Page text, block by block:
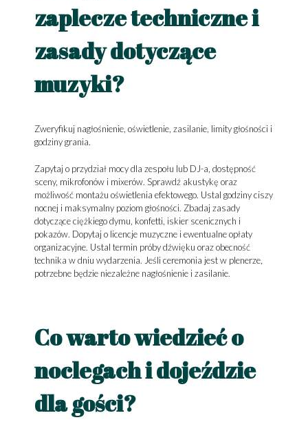
zaplecze techniczne i
zasady dotyczące
muzyki?
Zweryfikuj nagłośnienie, oświetlenie, zasilanie, limity głośności i
godziny grania.
Zapytaj o przydział mocy dla zespołu lub DJ-a, dostępność
sceny, mikrofonów i mixerów. Sprawdź akustykę oraz
możliwość montażu oświetlenia efektowego. Ustal godziny ciszy
nocnej i maksymalny poziom głośności. Zbadaj zasady
dotyczące ciężkiego dymu, konfetti, iskier scenicznych i
pokazów. Dopytaj o licencje muzyczne i ewentualne opłaty
organizacyjne. Ustal termin próby dźwięku oraz obecność
technika w dniu wydarzenia. Jeśli ceremonia jest w plenerze,
potrzebne będzie niezależne nagłośnienie i zasilanie.
Co warto wiedzieć o
noclegach i dojeździe
dla gości?